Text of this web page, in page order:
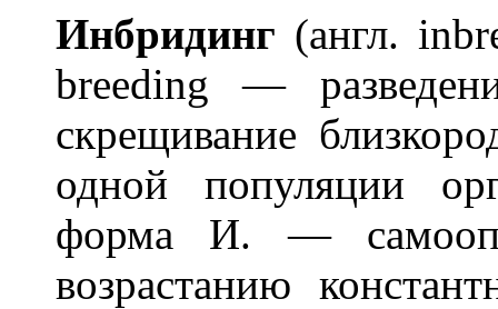
Инбридинг (англ.
breeding —
скрещивание
одной популяции
форма И. —
возрастанию